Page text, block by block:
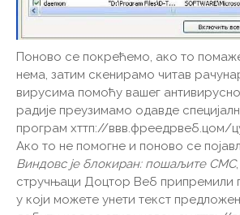
Поново се покрећемо, ако то
нема, затим скенирамо читав
вирусима помоћу вашег
радије преузимамо одавде
програм хттп://ввв.фреедрвеб.цом/
Ако то не помогне и поново се
Виндовс је блокиран: пошаљите СМС
стручњаци Доцтор Веб припремили
у који можете унети текст